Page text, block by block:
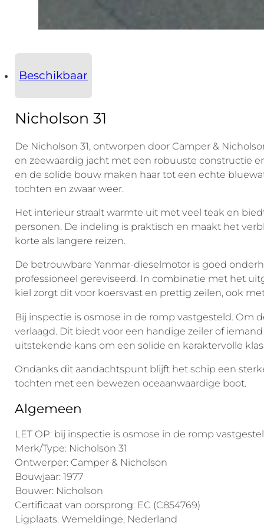
Beschikbaar
Nicholson 31
De Nicholson 31, ontworpen door Camper &
en zeewaardig jacht met een robuuste constructie
en de solide bouw maken haar tot een echte
tochten en zwaar weer.
Het interieur straalt warmte uit met veel teak en
personen. De indeling is praktisch en maakt het
korte als langere reizen.
De betrouwbare Yanmar-dieselmotor is goed
professioneel gereviseerd. In combinatie met het
kiel zorgt dit voor koersvast en prettig zeilen, ook
Bij inspectie is osmose in de romp vastgesteld. Om
verlaagd. Dit biedt voor een handige zeiler of
uitstekende kans om een solide en karaktervolle
Ondanks dit aandachtspunt blijft het schip een
tochten met een bewezen oceaanwaardige boot.
Algemeen
LET OP: bij inspectie is osmose in de romp
Merk/Type: Nicholson 31
Ontwerper: Camper & Nicholson
Bouwjaar: 1977
Bouwer: Nicholson
Certificaat van oorsprong: EC (C854769)
Ligplaats: Wemeldinge, Nederland